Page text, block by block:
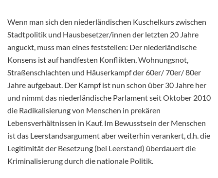
Wenn man sich den niederländischen Kuschelkurs zwischen
Stadtpolitik und Hausbesetzer/innen der letzten 20 Jahre
anguckt, muss man eines feststellen: Der niederländische
Konsens ist auf handfesten Konflikten, Wohnungsnot,
Straßenschlachten und Häuserkampf der 60er/ 70er/ 80er
Jahre aufgebaut. Der Kampf ist nun schon über 30 Jahre her
und nimmt das niederländische Parlament seit Oktober 2010
die Radikalisierung von Menschen in prekären
Lebensverhältnissen in Kauf. Im Bewusstsein der Menschen
ist das Leerstandsargument aber weiterhin verankert, d.h. die
Legitimität der Besetzung (bei Leerstand) überdauert die
Kriminalisierung durch die nationale Politik.